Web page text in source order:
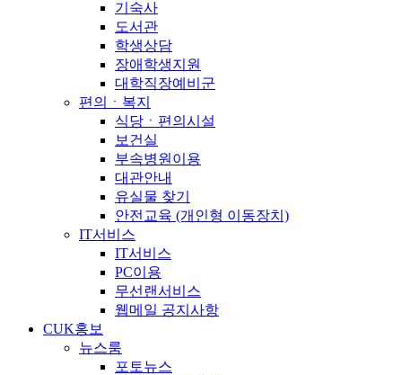
기숙사
도서관
학생상담
장애학생지원
대학직장예비군
편의ㆍ복지
식당ㆍ편의시설
보건실
부속병원이용
대관안내
유실물 찾기
안전교육 (개인형 이동장치)
IT서비스
IT서비스
PC이용
무선랜서비스
웹메일 공지사항
CUK홍보
뉴스룸
포토뉴스